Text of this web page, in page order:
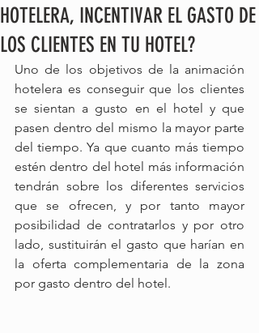
HOTELERA, INCENTIVAR EL GASTO DE
LOS CLIENTES EN TU HOTEL?
Uno de los objetivos de la animación
hotelera es conseguir que los clientes
se sientan a gusto en el hotel y que
pasen dentro del mismo la mayor parte
del tiempo. Ya que cuanto más tiempo
estén dentro del hotel más información
tendrán sobre los diferentes servicios
que se ofrecen, y por tanto mayor
posibilidad de contratarlos y por otro
lado, sustituirán el gasto que harían en
la oferta complementaria de la zona
por gasto dentro del hotel.